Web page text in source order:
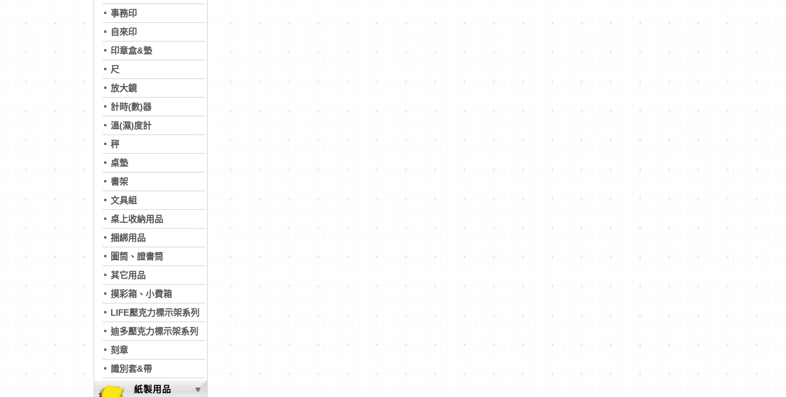
事務印
自來印
印章盒&墊
尺
放大鏡
計時(數)器
溫(濕)度計
秤
桌墊
書架
文具組
桌上收納用品
捆綁用品
圖筒、證書筒
其它用品
摸彩箱、小費箱
LIFE壓克力標示架系列
迪多壓克力標示架系列
刻章
識別套&帶
紙製用品